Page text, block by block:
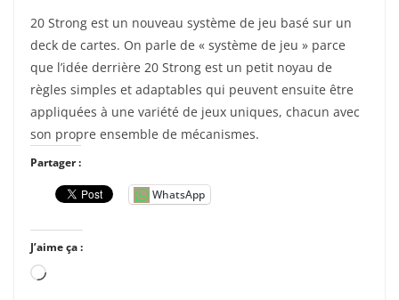
20 Strong est un nouveau système de jeu basé sur un
deck de cartes. On parle de « système de jeu » parce
que l’idée derrière 20 Strong est un petit noyau de
règles simples et adaptables qui peuvent ensuite être
appliquées à une variété de jeux uniques, chacun avec
son propre ensemble de mécanismes.
Partager :
WhatsApp
J’aime ça :
C